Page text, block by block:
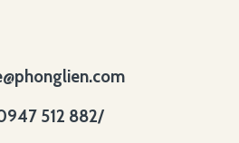
512 882/